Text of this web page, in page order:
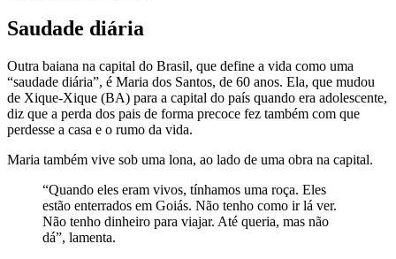
Saudade diária
Outra baiana na capital do Brasil, que define a vida como uma
“saudade diária”, é Maria dos Santos, de 60 anos. Ela, que mudou
de Xique-Xique (BA) para a capital do país quando era adolescente,
diz que a perda dos pais de forma precoce fez também com que
perdesse a casa e o rumo da vida.
Maria também vive sob uma lona, ao lado de uma obra na capital.
“Quando eles eram vivos, tínhamos uma roça. Eles
estão enterrados em Goiás. Não tenho como ir lá ver.
Não tenho dinheiro para viajar. Até queria, mas não
dá”, lamenta.